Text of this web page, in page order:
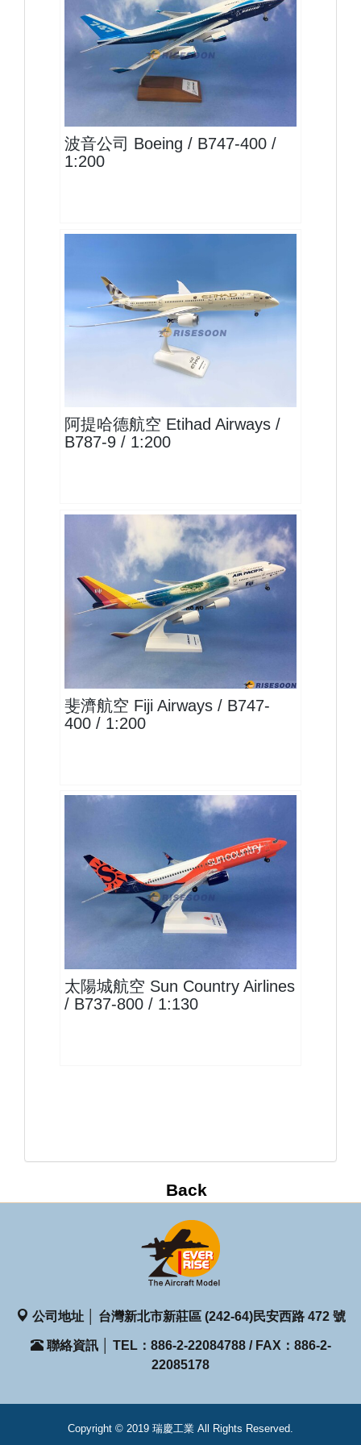
BOE20B744P02
波音公司 Boeing / B747-400 /
1:200
ETD20B789P06
阿提哈德航空 Etihad Airways /
B787-9 / 1:200
FJI20B744P01
斐濟航空 Fiji Airways / B747-
400 / 1:200
SCX13B738P01
太陽城航空 Sun Country Airlines
/ B737-800 / 1:130
公司地址 │ 台灣新北市新莊區 (242-64)民安西路 472 號
聯絡資訊 │ TEL：886-2-22084788 / FAX：886-2-
22085178
Copyright © 2019 瑞慶工業 All Rights Reserved.